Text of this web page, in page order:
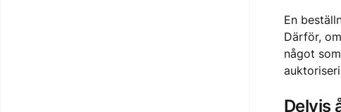
En
Därför,
något
Delvis